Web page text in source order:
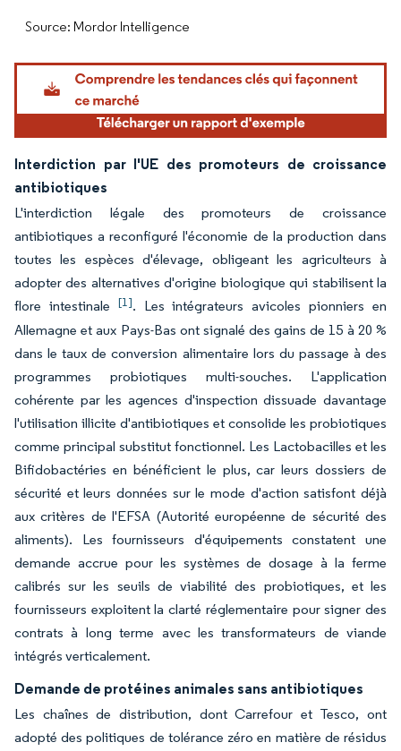
Source: Mordor Intelligence
Interdiction par l'UE des promoteurs de croissance
antibiotiques
L'interdiction légale des promoteurs de croissance
antibiotiques a reconfiguré l'économie de la production dans
toutes les espèces d'élevage, obligeant les agriculteurs à
adopter des alternatives d'origine biologique qui stabilisent la
flore intestinale [1]. Les intégrateurs avicoles pionniers en
Allemagne et aux Pays-Bas ont signalé des gains de 15 à 20 %
dans le taux de conversion alimentaire lors du passage à des
programmes probiotiques multi-souches. L'application
cohérente par les agences d'inspection dissuade davantage
l'utilisation illicite d'antibiotiques et consolide les probiotiques
comme principal substitut fonctionnel. Les Lactobacilles et les
Bifidobactéries en bénéficient le plus, car leurs dossiers de
sécurité et leurs données sur le mode d'action satisfont déjà
aux critères de l'EFSA (Autorité européenne de sécurité des
aliments). Les fournisseurs d'équipements constatent une
demande accrue pour les systèmes de dosage à la ferme
calibrés sur les seuils de viabilité des probiotiques, et les
fournisseurs exploitent la clarté réglementaire pour signer des
contrats à long terme avec les transformateurs de viande
intégrés verticalement.
Demande de protéines animales sans antibiotiques
Les chaînes de distribution, dont Carrefour et Tesco, ont
adopté des politiques de tolérance zéro en matière de résidus